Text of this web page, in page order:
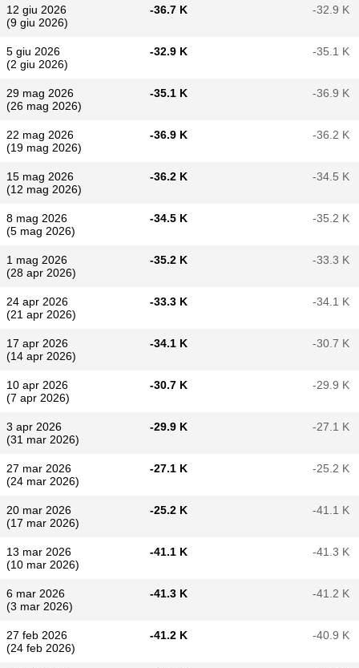
12 giu 2026
(9 giu 2026)
-36.7 K -32.9 K
5 giu 2026
(2 giu 2026)
-32.9 K -35.1 K
29 mag 2026
(26 mag 2026)
-35.1 K -36.9 K
22 mag 2026
(19 mag 2026)
-36.9 K -36.2 K
15 mag 2026
(12 mag 2026)
-36.2 K -34.5 K
8 mag 2026
(5 mag 2026)
-34.5 K -35.2 K
1 mag 2026
(28 apr 2026)
-35.2 K -33.3 K
24 apr 2026
(21 apr 2026)
-33.3 K -34.1 K
17 apr 2026
(14 apr 2026)
-34.1 K -30.7 K
10 apr 2026
(7 apr 2026)
-30.7 K -29.9 K
3 apr 2026
(31 mar 2026)
-29.9 K -27.1 K
27 mar 2026
(24 mar 2026)
-27.1 K -25.2 K
20 mar 2026
(17 mar 2026)
-25.2 K -41.1 K
13 mar 2026
(10 mar 2026)
-41.1 K -41.3 K
6 mar 2026
(3 mar 2026)
-41.3 K -41.2 K
27 feb 2026
(24 feb 2026)
-41.2 K -40.9 K